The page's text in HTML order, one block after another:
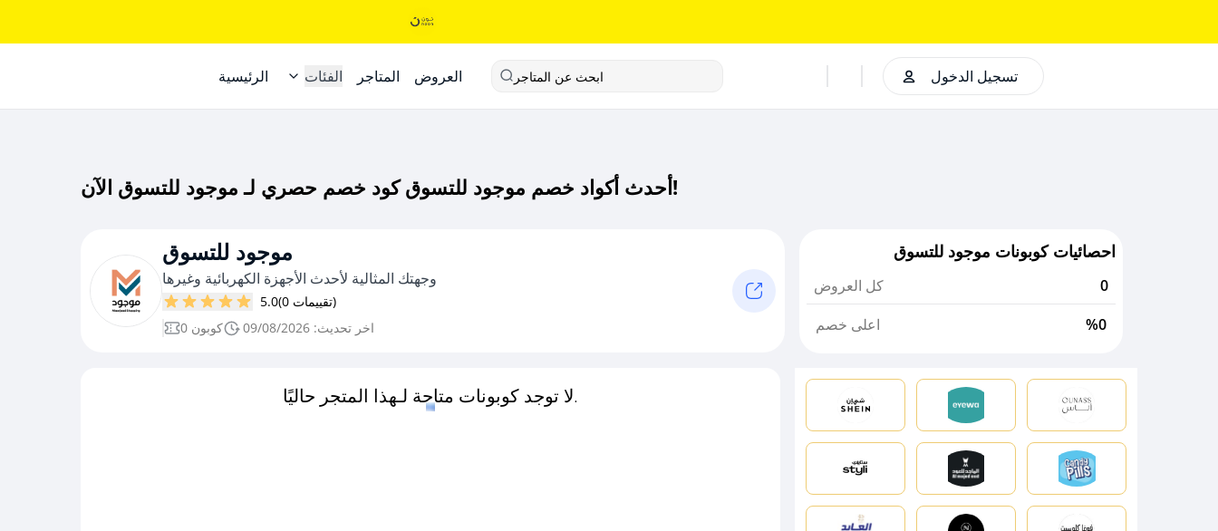
الرئيسية الفئات المتاجر العروض ابحث عن المتاجر تسجيل الدخول
أحدث أكواد خصم موجود للتسوق كود خصم حصري لـ موجود للتسوق الآن!
موجود للتسوق
وجهتك المثالية لأحدث الأجهزة الكهربائية وغيرها
5.0
(0 تقييمات)
0 كوبون
اخر تحديث: 09/08/2026
احصائيات كوبونات موجود للتسوق
كل العروض
0
اعلى خصم
%0
لا توجد كوبونات متاحة لـهذا المتجر حاليًا.